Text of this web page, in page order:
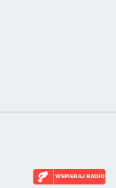
WSPIERAJ RADIO